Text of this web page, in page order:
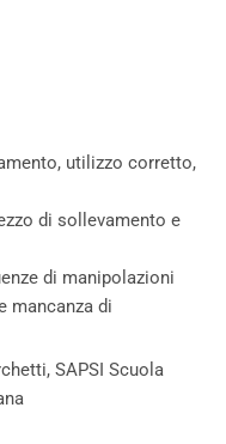
utilizzo corretto,
di sollevamento e
di manipolazioni
mancanza di
SAPSI Scuola